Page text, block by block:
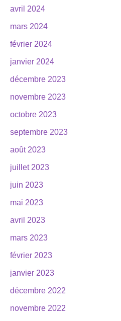
avril 2024
mars 2024
février 2024
janvier 2024
décembre 2023
novembre 2023
octobre 2023
septembre 2023
août 2023
juillet 2023
juin 2023
mai 2023
avril 2023
mars 2023
février 2023
janvier 2023
décembre 2022
novembre 2022